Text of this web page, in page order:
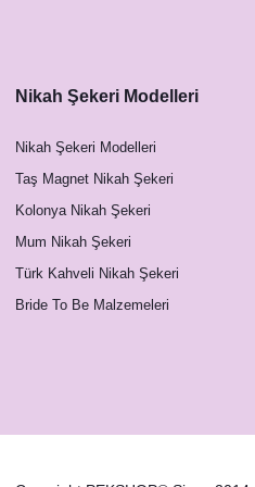
Nikah Şekeri Modelleri
Nikah Şekeri Modelleri
Taş Magnet Nikah Şekeri
Kolonya Nikah Şekeri
Mum Nikah Şekeri
Türk Kahveli Nikah Şekeri
Bride To Be Malzemeleri